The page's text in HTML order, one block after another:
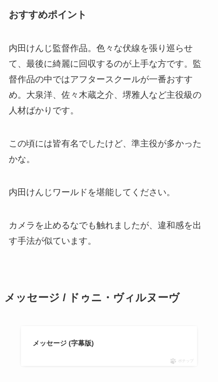
おすすめポイント
内田けんじ監督作品。色々な伏線を張り巡らせ
て、最後に綺麗に回収するのが上手な方です。監
督作品の中ではアフタースクールが一番おすす
め。大泉洋、佐々木蔵之介、堺雅人など主役級の
人材ばかりです。
この頃には皆有名でしたけど、準主役が多かった
かな。
内田けんじワールドを堪能してください。
カメラを止めるなでも触れましたが、違和感を出
す手法が似ています。
メッセージ / ドゥニ・ヴィルヌーヴ
メッセージ (字幕版)
ポチップ